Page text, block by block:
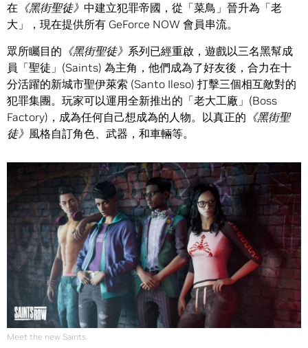
在 《黑街聖徒》 中建立犯罪帝國，從「菜鳥」晉升為「老
大」，現在提供所有 GeForce NOW 會員串流。
眾所矚目的 《黑街聖徒》 系列已經重啟，遊戲以三名黑幫成
員「聖徒」(Saints) 為主角，他們成為了好友後，合力在十
分活躍的新城市聖伊萊索 (Santo Ileso) 打擊三個相互敵對的
犯罪集團。玩家可以運用全新推出的「老大工廠」(Boss
Factory)，成為任何自己想成為的人物。以真正的 《黑街聖
徒》 風格自訂角色、武器，和車輛等。
Meet the new Saints.